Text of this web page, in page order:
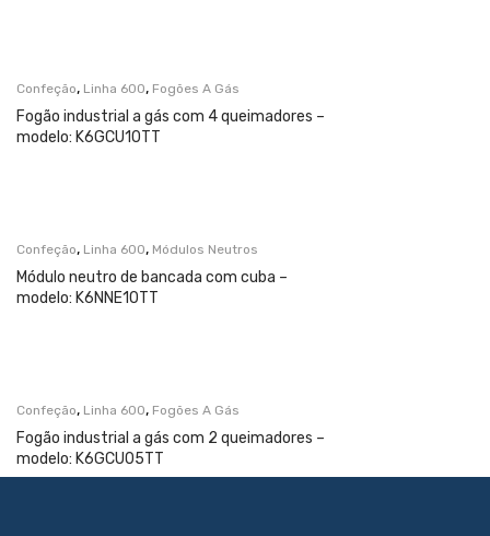
Confeção, Linha 600, Fogões A Gás
Fogão industrial a gás com 4 queimadores –
modelo: K6GCU10TT
Confeção, Linha 600, Módulos Neutros
Módulo neutro de bancada com cuba –
modelo: K6NNE10TT
Confeção, Linha 600, Fogões A Gás
Fogão industrial a gás com 2 queimadores –
modelo: K6GCU05TT